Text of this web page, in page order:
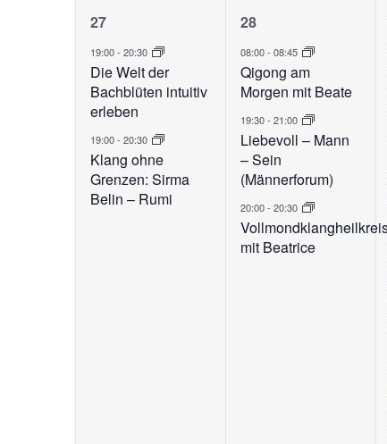
der
mit
den
gefilterten
aktualisieren
von
Veranstaltungen
2
Veranstaltungen,
27
19:00- 20:30
Die Welt der
Bachblüten intuitiv
erleben
19:00- 20:30
Klang ohne
Grenzen: Sirma
Belin – Rumi
3
28
08:00- 08:45
Qigong am
Morgen mit Beate
19:30- 21:00
Liebevoll – Mann
– Sein
(Männerforum)
20:00- 20:30
mit Beatrice